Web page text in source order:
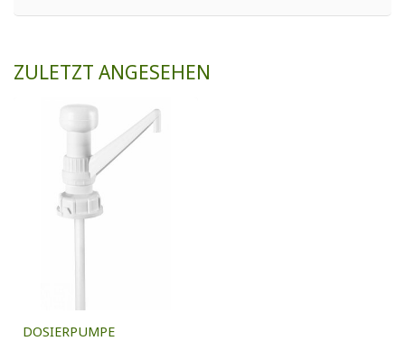
ZULETZT ANGESEHEN
DOSIERPUMPE